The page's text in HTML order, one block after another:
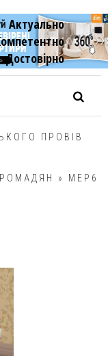
Актуально
Достовiрно
ПРОВІВ
» МЕР6